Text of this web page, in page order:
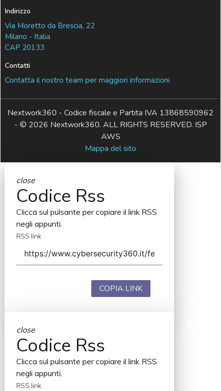
Indirizzo
Via Moretto da Brescia, 22
Milano - Italia
CAP 20133
Contatti
Contatta il nostro team per maggiori informazioni
Nextwork360 - Codice fiscale e Partita IVA 13868590962
- © 2026 Nextwork360. ALL RIGHTS RESERVED. ISP
AWS
Mappa del sito
close
Codice Rss
Clicca sul pulsante per copiare il link RSS
negli appunti.
RSS link
COPIA LINK
close
Codice Rss
Clicca sul pulsante per copiare il link RSS
negli appunti.
RSS link